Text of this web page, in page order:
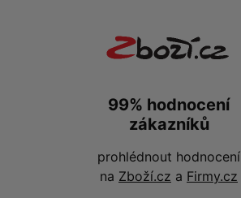
99% hodnocení
zákazníků
prohlédnout hodnocení
na Zboží.cz a Firmy.cz